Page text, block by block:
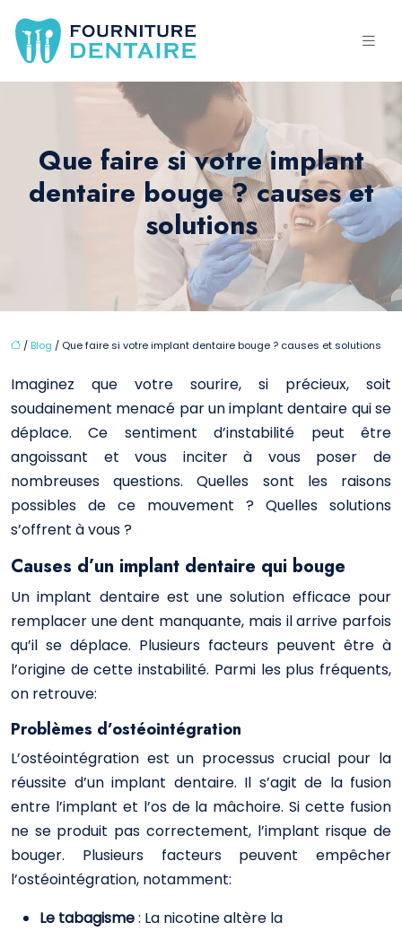
Que faire si votre implant
dentaire bouge ? causes et
solutions
/ Blog / Que faire si votre implant dentaire bouge ? causes et solutions
Imaginez que votre sourire, si précieux, soit
soudainement menacé par un implant dentaire qui se
déplace. Ce sentiment d’instabilité peut être
angoissant et vous inciter à vous poser de
nombreuses questions. Quelles sont les raisons
possibles de ce mouvement ? Quelles solutions
s’offrent à vous ?
Causes d’un implant dentaire qui bouge
Un implant dentaire est une solution efficace pour
remplacer une dent manquante, mais il arrive parfois
qu’il se déplace. Plusieurs facteurs peuvent être à
l’origine de cette instabilité. Parmi les plus fréquents,
on retrouve:
Problèmes d’ostéointégration
L’ostéointégration est un processus crucial pour la
réussite d’un implant dentaire. Il s’agit de la fusion
entre l’implant et l’os de la mâchoire. Si cette fusion
ne se produit pas correctement, l’implant risque de
bouger. Plusieurs facteurs peuvent empêcher
l’ostéointégration, notamment:
Le tabagisme: La nicotine altère la